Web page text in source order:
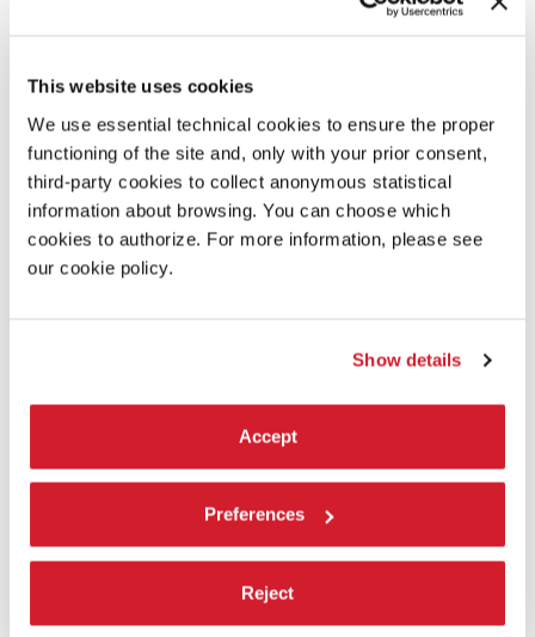
This website uses cookies
We use essential technical cookies to ensure the proper
functioning of the site and, only with your prior consent,
third-party cookies to collect anonymous statistical
information about browsing. You can choose which
cookies to authorize. For more information, please see
our cookie policy.
Show details
Accept
Preferences
Reject
21:00
GIUSEPPE STELLATO - MIND THE GAP
​L’artista casertano presenta una seconda installazione-performance,
“protagonista” un distributore automatico di snack e bibite.